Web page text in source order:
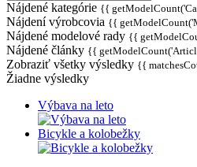
Nájdené kategórie {{
Nájdení výrobcovia {{
Nájdené modelové rady {{
Nájdené články {{
Zobraziť všetky výsledky {{
Žiadne výsledky
Výbava na leto
Bicykle a kolobežky